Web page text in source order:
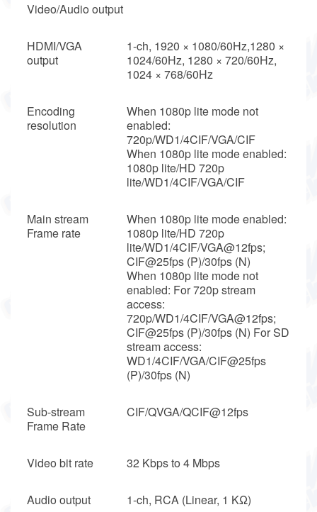
Video/Audio output
HDMI/VGA
output
1-ch, 1920 × 1080/60Hz,1280 ×
1024/60Hz, 1280 × 720/60Hz,
1024 × 768/60Hz
Encoding
resolution
When 1080p lite mode not
enabled:
720p/WD1/4CIF/VGA/CIF
When 1080p lite mode enabled:
1080p lite/HD 720p
lite/WD1/4CIF/VGA/CIF
Main stream
Frame rate
When 1080p lite mode enabled:
1080p lite/HD 720p
lite/WD1/4CIF/VGA@12fps;
CIF@25fps (P)/30fps (N)
When 1080p lite mode not
enabled: For 720p stream
access:
720p/WD1/4CIF/VGA@12fps;
CIF@25fps (P)/30fps (N) For SD
stream access:
WD1/4CIF/VGA/CIF@25fps
(P)/30fps (N)
Sub-stream
Frame Rate
CIF/QVGA/QCIF@12fps
Video bit rate 32 Kbps to 4 Mbps
Audio output 1-ch, RCA (Linear, 1 KΩ)